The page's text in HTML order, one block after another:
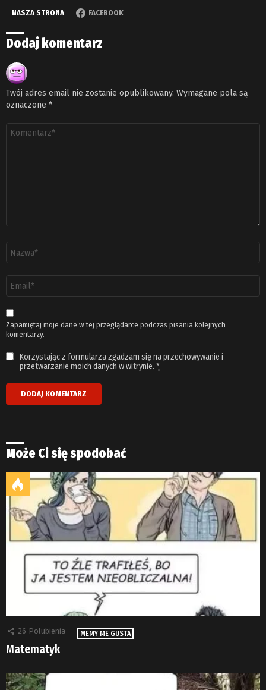
NASZA STRONA FACEBOOK
Dodaj komentarz
Twój adres email nie zostanie opublikowany. Wymagane pola są
oznaczone *
Komentarz
email
*
Zapamiętaj moje dane w tej przeglądarce podczas pisania kolejnych
komentarzy.
Korzystając z formularza zgadzam się na przechowywanie i
przetwarzanie moich danych w witrynie. *
Może Ci się spodobać
26 Polubienia MEMY ME GUSTA
Matematyk